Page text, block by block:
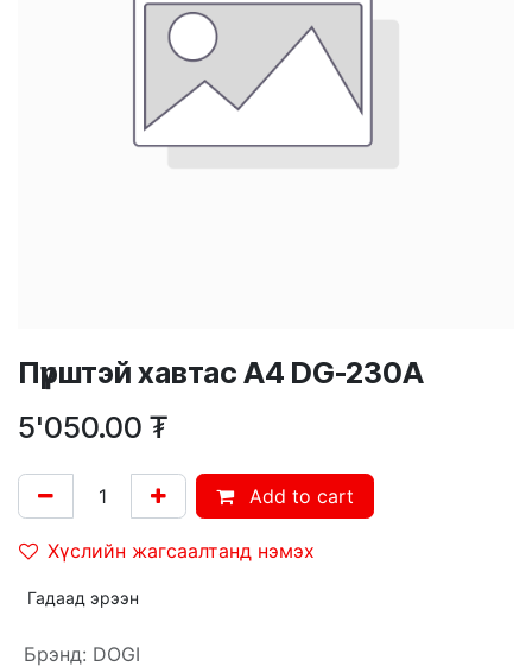
Пүрштэй хавтас А4 DG-230A
5'050.00 ₮
Add to cart
Хүслийн жагсаалтанд нэмэх
Гадаад эрээн
Брэнд: DOGI